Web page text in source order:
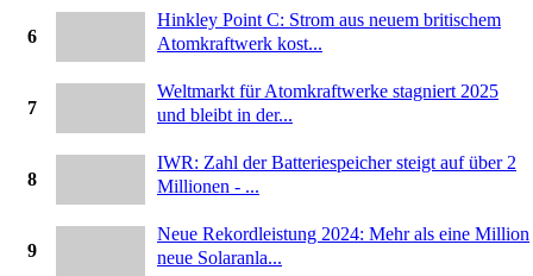
6
Hinkley Point C: Strom aus neuem britischem
Atomkraftwerk kost...
7
Weltmarkt für Atomkraftwerke stagniert 2025
und bleibt in der...
8
IWR: Zahl der Batteriespeicher steigt auf über 2
Millionen - ...
9
Neue Rekordleistung 2024: Mehr als eine Million
neue Solaranla...